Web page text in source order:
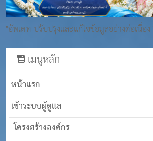
"อัพเดท ปรับปรุงและแก้ไขข้อมูลอย่างต่อเนื่อง"
เมนูหลัก
หน้าแรก
เข้าระบบผู้ดูแล
โครงสร้างองค์กร